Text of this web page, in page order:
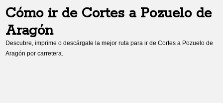
Cómo ir de Cortes a Pozuelo de
Aragón
Descubre, imprime o descárgate la mejor ruta para ir deCortes a Pozuelo de
Aragón por carretera.